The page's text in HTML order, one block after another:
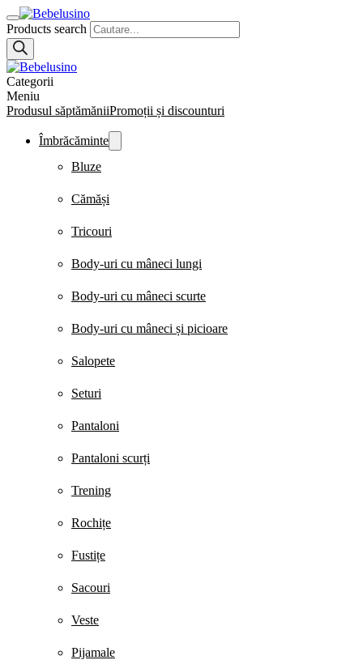
Products search
Categorii
Meniu
Produsul săptămăniiPromoții și discounturi
Îmbrăcăminte
Bluze
Cămăși
Tricouri
Body-uri cu mâneci lungi
Body-uri cu mâneci scurte
Body-uri cu mâneci și picioare
Salopete
Seturi
Pantaloni
Pantaloni scurți
Trening
Rochițe
Fustițe
Sacouri
Veste
Pijamale